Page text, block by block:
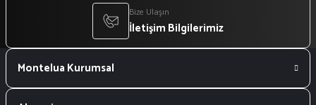
Bize Ulaşın
İletişim Bilgilerimiz
Montelua Kurumsal